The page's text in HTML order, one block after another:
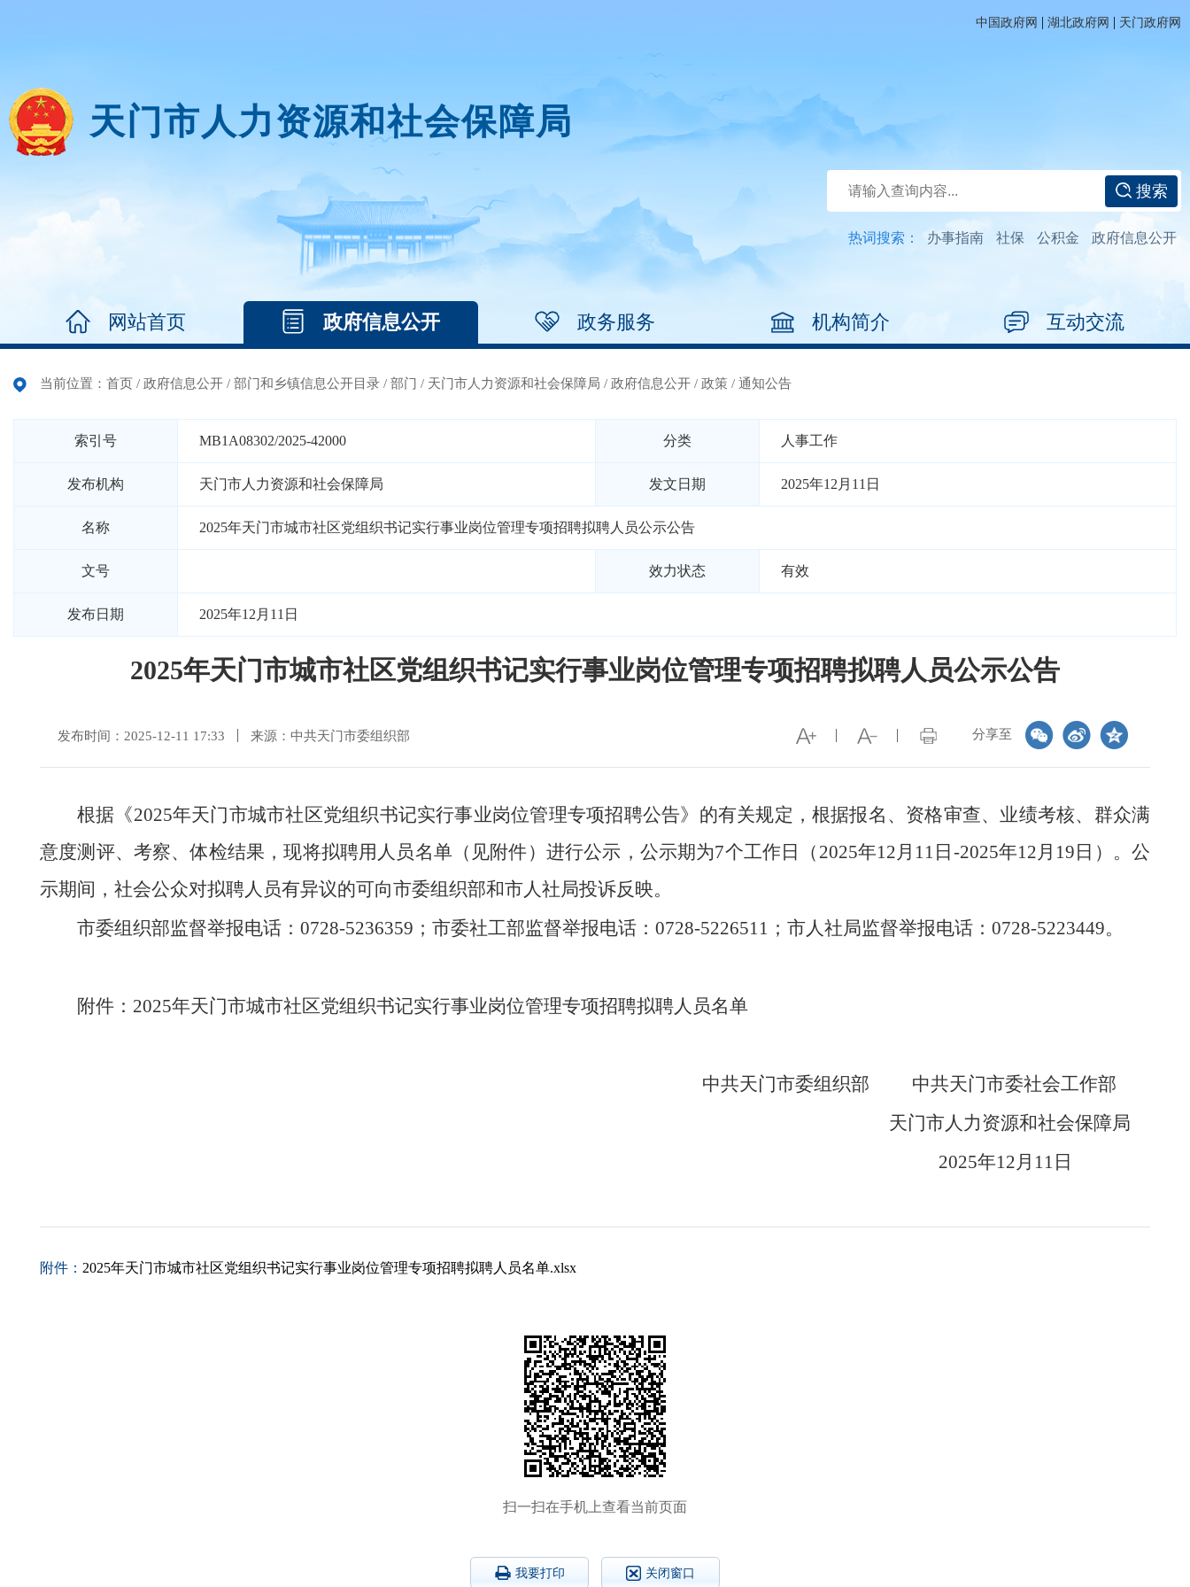
中国政府网 | 湖北政府网 | 天门政府网
天门市人力资源和社会保障局
搜索
热词搜索： 办事指南 社保 公积金 政府信息公开
网站首页 政府信息公开 政务服务 机构简介 互动交流
当前位置： 首页 / 政府信息公开 / 部门和乡镇信息公开目录 / 部门 / 天门市人力资源和社会保障局 / 政府信息公开 / 政策 / 通知公告
索引号 MB1A08302/2025-42000 分类 人事工作
发布机构 天门市人力资源和社会保障局 发文日期 2025年12月11日
名称 2025年天门市城市社区党组织书记实行事业岗位管理专项招聘拟聘人员公示公告
文号 效力状态 有效
发布日期 2025年12月11日
2025年天门市城市社区党组织书记实行事业岗位管理专项招聘拟聘人员公示公告
分享至
发布时间：2025-12-11 17:33 来源：中共天门市委组织部
根据《2025年天门市城市社区党组织书记实行事业岗位管理专项招聘公告》的有关规定，根据报名、资格审查、业绩考核、群众满
意度测评、考察、体检结果，现将拟聘用人员名单（见附件）进行公示，公示期为7个工作日（2025年12月11日-2025年12月19日）。公
示期间，社会公众对拟聘人员有异议的可向市委组织部和市人社局投诉反映。
市委组织部监督举报电话：0728-5236359； 市委社工部监督举报电话：0728-5226511； 市人社局监督举报电话：0728-5223449。
附件：2025年天门市城市社区党组织书记实行事业岗位管理专项招聘拟聘人员名单
中共天门市委组织部 中共天门市委社会工作部
天门市人力资源和社会保障局
2025年12月11日
附件： 2025年天门市城市社区党组织书记实行事业岗位管理专项招聘拟聘人员名单.xlsx
扫一扫在手机上查看当前页面
我要打印 关闭窗口